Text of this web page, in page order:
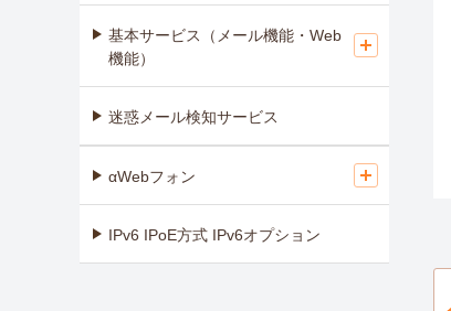
基本サービス（メール機能・Web
機能）
迷惑メール検知サービス
αWebフォン
IPv6 IPoE方式 IPv6オプション